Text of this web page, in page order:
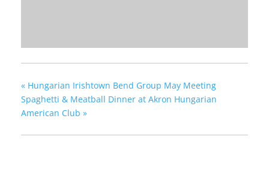
« Hungarian Irishtown Bend Group May Meeting
Spaghetti & Meatball Dinner at Akron Hungarian
American Club »